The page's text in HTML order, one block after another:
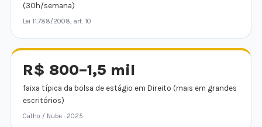
(30h/semana)
Lei 11.788/2008, art. 10
R$ 800–1,5 mil
faixa típica da bolsa de estágio em Direito (mais em grandes
escritórios)
Catho / Nube · 2025